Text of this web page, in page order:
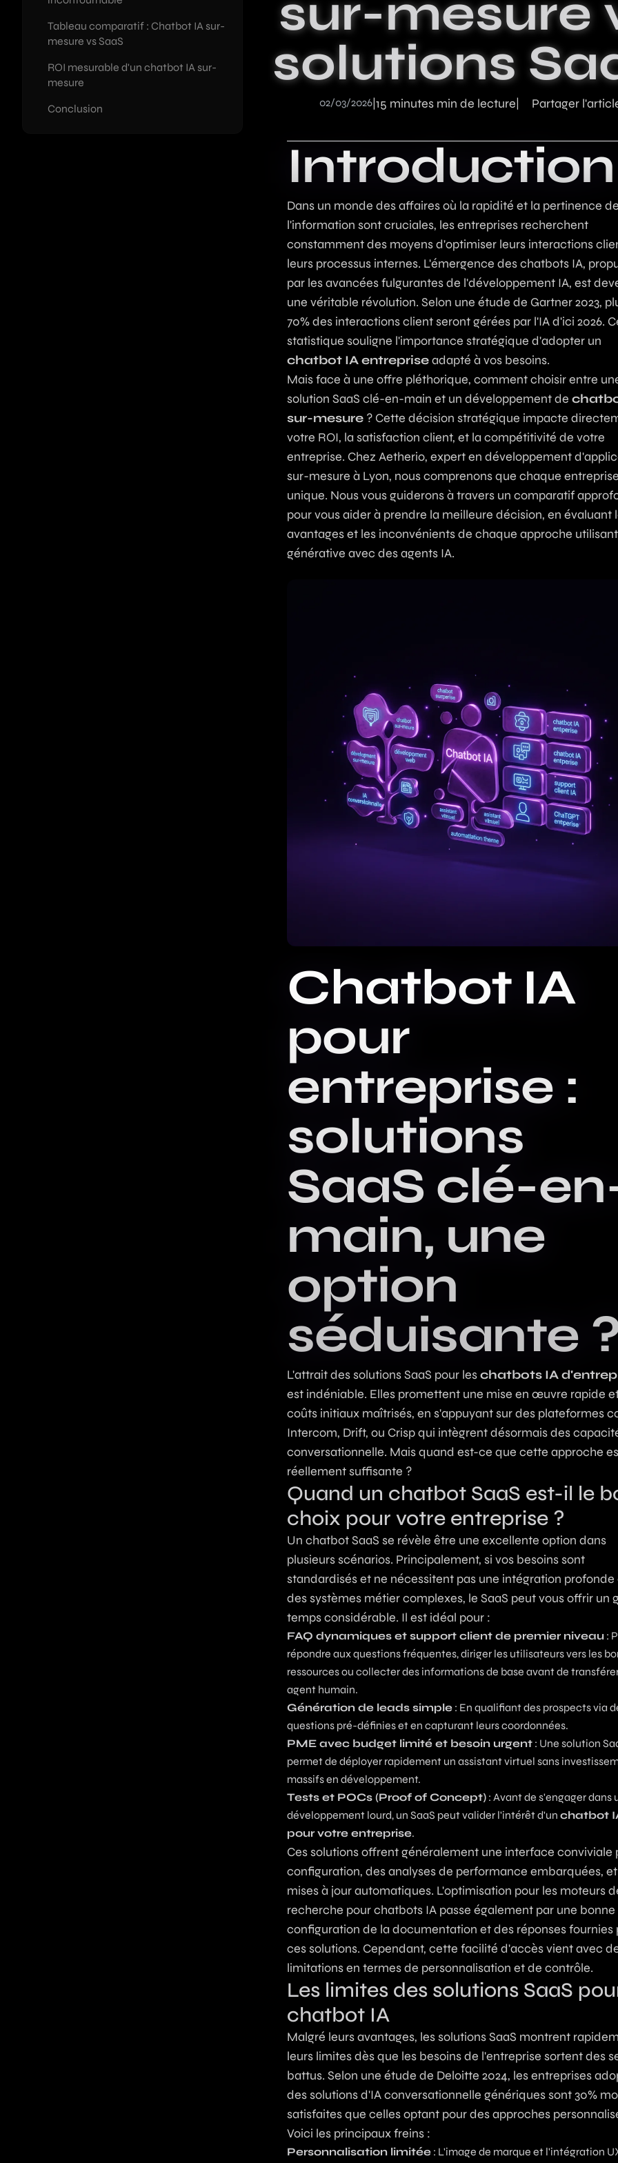
SEO Autopilot
Articles de blog SEO automatisés par IA, publiés en pilote automatique
Lancer votre SaaS
Industrie
Digitalisation et solutions sur mesure pour le secteur industriel
Juridique
Expertise technique
Stack tech, outils et approche
IA dans une
guide technique
Voir tous les articles
Tableau comparatif : Chatbot IA sur-
mesure vs SaaS
ROI mesurable d'un chatbot IA sur-
mesure
Conclusion
sur-mesure
solutions
02/03/2026 15 minutes min de lecture Partager
Introduction
Dans un monde des affaires où la rapidité et la pertinence
l'information sont cruciales, les entreprises recherchent
constamment des moyens d'optimiser leurs interactions
leurs processus internes. L'émergence des chatbots IA,
par les avancées fulgurantes de l'développement IA, est
une véritable révolution. Selon une étude de Gartner 2023,
70% des interactions client seront gérées par l'IA d'ici 2026.
statistique souligne l'importance stratégique d'adopter un
chatbot IA entrepriseadapté à vos besoins.
Mais face à une offre pléthorique, comment choisir entre
solution SaaS clé-en-main et un développement de
sur-mesure ? Cette décision stratégique impacte
votre ROI, la satisfaction client, et la compétitivité de votre
entreprise. Chez Aetherio, expert en développement
sur-mesure à Lyon, nous comprenons que chaque
unique. Nous vous guiderons à travers un comparatif
pour vous aider à prendre la meilleure décision, en évaluant
avantages et les inconvénients de chaque approche
générative avec desagents IA.
Chatbot IA
pour
entreprise :
solutions
SaaS clé-
main, une
option
séduisante
L'attrait des solutions SaaS pour leschatbots IA
est indéniable. Elles promettent une mise en œuvre rapide
coûts initiaux maîtrisés, en s'appuyant sur des plateformes
Intercom, Drift, ou Crisp qui intègrent désormais des
conversationnelle. Mais quand est-ce que cette approche
réellement suffisante ?
Quand un chatbot SaaS est-il le
choix pour votre entreprise ?
Un chatbot SaaS se révèle être une excellente option dans
plusieurs scénarios. Principalement, si vos besoins sont
standardisés et ne nécessitent pas une intégration profonde
des systèmes métier complexes, le SaaS peut vous offrir un
temps considérable. Il est idéal pour :
FAQ dynamiques et support client de premier niveau :
répondre aux questions fréquentes, diriger les utilisateurs vers les
ressources ou collecter des informations de base avant de
agent humain.
Génération de leads simple : En qualifiant des prospects via
questions pré-définies et en capturant leurs coordonnées.
PME avec budget limité et besoin urgent : Une solution
permet de déployer rapidement un assistant virtuel sans
massifs en développement.
Tests et POCs (Proof of Concept) : Avant de s'engager dans
développement lourd, un SaaS peut valider l'intérêt d'un chatbot
pour votre entreprise.
Ces solutions offrent généralement une interface conviviale
configuration, des analyses de performance embarquées,
mises à jour automatiques. L'optimisation pour les moteurs
recherche pour chatbots IA passe également par une bonne
configuration de la documentation et des réponses fournies
ces solutions. Cependant, cette facilité d'accès vient avec
limitations en termes de personnalisation et de contrôle.
Les limites des solutions SaaS
chatbot IA
Malgré leurs avantages, les solutions SaaS montrent
leurs limites dès que les besoins de l'entreprise sortent des
battus. Selon une étude de Deloitte 2024, les entreprises
des solutions d'IA conversationnelle génériques sont 30%
satisfaites que celles optant pour des approches
Voici les principaux freins :
Personnalisation limitée : L'image de marque et l'intégration